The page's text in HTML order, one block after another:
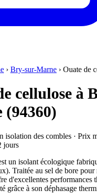
› Bry-sur-Marne › Ouate de
cellulose à
isolation des combles · Prix
jours
un isolant écologique
Traitée au sel de bore pour
d'excellentes performances
grâce à son déphasage